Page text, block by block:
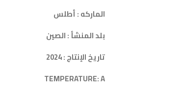
الماركه : أطلس
بلد المنشأ : الصين
تاريخ الإنتاج : 2024
TEMPERATURE: A